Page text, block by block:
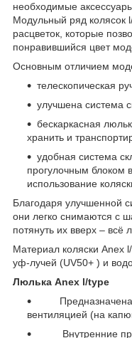
необходимые
Модульный ряд колясок
расцветок, которые
понравившийся цвет
Основным отличием
телескопическая
улучшена система
бескаркасная
хранить и
удобная система
прогулочным блоком
использование
Благодаря улучшенной
они легко снимаются с
потянуть их вверх – всё
Материал коляски Anex
уф-лучей (UV50+ ) и
Люлька Anex l/type
Предназначена
вентиляцией (на
Внутренние